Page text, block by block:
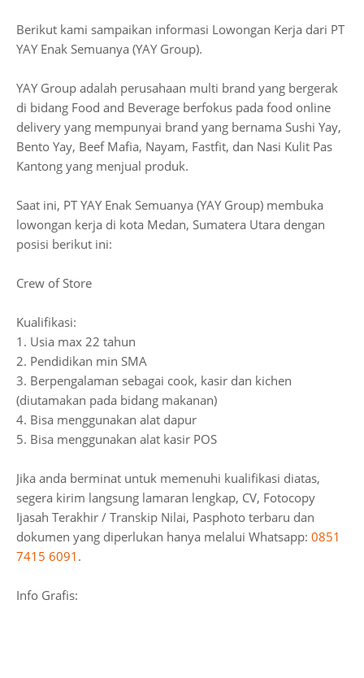
Berikut kami sampaikan informasi Lowongan Kerja dari PT
YAY Enak Semuanya (YAY Group).
YAY Group adalah perusahaan multi brand yang bergerak
di bidang Food and Beverage berfokus pada food online
delivery yang mempunyai brand yang bernama Sushi Yay,
Bento Yay, Beef Mafia, Nayam, Fastfit, dan Nasi Kulit Pas
Kantong yang menjual produk.
Saat ini, PT YAY Enak Semuanya (YAY Group) membuka
lowongan kerja di kota Medan, Sumatera Utara dengan
posisi berikut ini:
Crew of Store
Kualifikasi:
1. Usia max 22 tahun
2. Pendidikan min SMA
3. Berpengalaman sebagai cook, kasir dan kichen
(diutamakan pada bidang makanan)
4. Bisa menggunakan alat dapur
5. Bisa menggunakan alat kasir POS
Jika anda berminat untuk memenuhi kualifikasi diatas,
segera kirim langsung lamaran lengkap, CV, Fotocopy
Ijasah Terakhir / Transkip Nilai, Pasphoto terbaru dan
dokumen yang diperlukan hanya melalui Whatsapp: 0851
7415 6091 .
Info Grafis: